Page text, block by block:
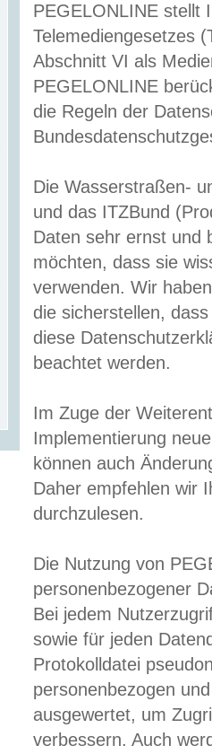
PEGELONLINE stellt
Telemediengesetzes
Abschnitt VI als
PEGELONLINE
die Regeln der
Die Wasserstraßen-
und das ITZBund
Daten sehr ernst und
möchten, dass sie
verwenden. Wir
die sicherstellen,
diese
beachtet werden.
Im Zuge der
Implementierung
können auch
Daher empfehlen wir
durchzulesen.
Die Nutzung von
personenbezogener
Bei jedem
sowie für jeden
Protokolldatei
personenbezogen
ausgewertet, um
verbessern. Auch